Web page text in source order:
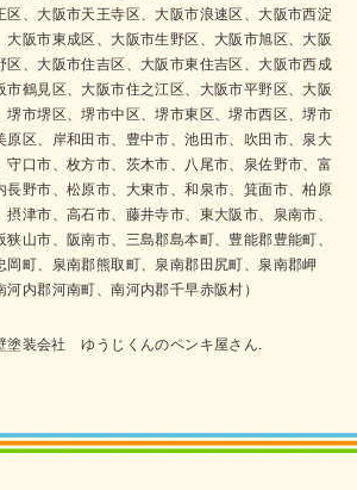
区、大阪市天王寺区、大阪市浪速区、大阪市西淀
大阪市東成区、大阪市生野区、大阪市旭区、大阪
区、大阪市住吉区、大阪市東住吉区、大阪市西成
市鶴見区、大阪市住之江区、大阪市平野区、大阪
堺市堺区、堺市中区、堺市東区、堺市西区、堺市
原区、岸和田市、豊中市、池田市、吹田市、泉大
守口市、枚方市、茨木市、八尾市、泉佐野市、富
長野市、松原市、大東市、和泉市、箕面市、柏原
津市、高石市、藤井寺市、東大阪市、泉南市、
狭山市、阪南市、三島郡島本町、豊能郡豊能町、
岡町、泉南郡熊取町、泉南郡田尻町、泉南郡岬
内郡河南町、南河内郡千早赤阪村）
塗装会社 ゆうじくんのペンキ屋さん.